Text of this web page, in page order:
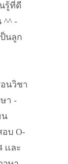
รู้ที่ดี
^^ -
นลูก
นวิชา
า -
น
บ O-
เละ